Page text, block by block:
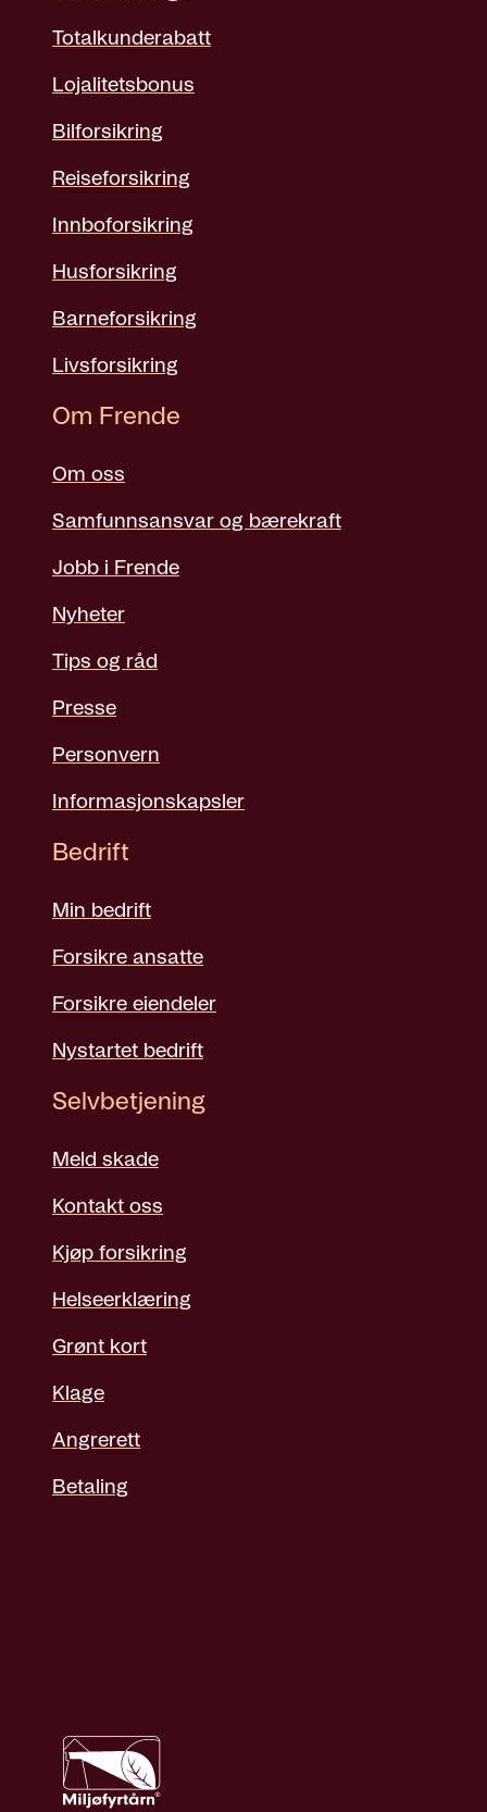
Totalkunderabatt
Lojalitetsbonus
Bilforsikring
Reiseforsikring
Innboforsikring
Husforsikring
Barneforsikring
Livsforsikring
Om Frende
Om oss
Samfunnsansvar og bærekraft
Jobb i Frende
Nyheter
Tips og råd
Presse
Personvern
Informasjonskapsler
Bedrift
Min bedrift
Forsikre ansatte
Forsikre eiendeler
Nystartet bedrift
Selvbetjening
Meld skade
Kontakt oss
Kjøp forsikring
Helseerklæring
Grønt kort
Klage
Angrerett
Betaling